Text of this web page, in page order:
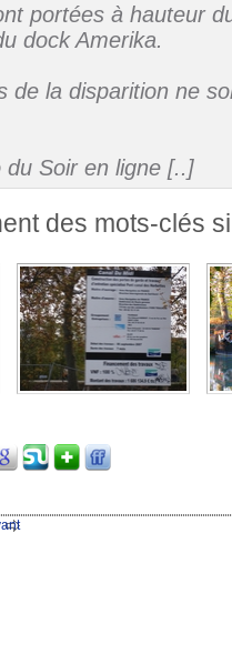
portées à hauteur
dock Amerika.
de la disparition ne
Soir en ligne [..]
des mots-clés